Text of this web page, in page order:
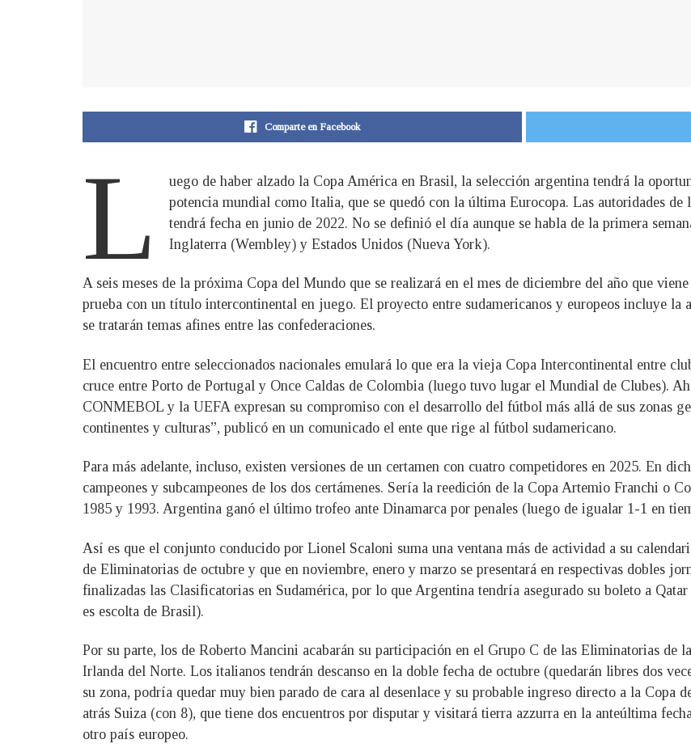
Comparte en Facebook
L
uego de haber alzado la Copa América en Brasil, la selección argentina tendrá la
potencia mundial como Italia, que se quedó con la última Eurocopa. Las autoridades
tendrá fecha en junio de 2022. No se definió el día aunque se habla de la primera
Inglaterra (Wembley) y Estados Unidos (Nueva York).
A seis meses de la próxima Copa del Mundo que se realizará en el mes de diciembre del año que
prueba con un título intercontinental en juego. El proyecto entre sudamericanos y europeos incluye la
se tratarán temas afines entre las confederaciones.
El encuentro entre seleccionados nacionales emulará lo que era la vieja Copa Intercontinental entre
cruce entre Porto de Portugal y Once Caldas de Colombia (luego tuvo lugar el Mundial de Clubes).
CONMEBOL y la UEFA expresan su compromiso con el desarrollo del fútbol más allá de sus zonas
continentes y culturas”, publicó en un comunicado el ente que rige al fútbol sudamericano.
Para más adelante, incluso, existen versiones de un certamen con cuatro competidores en 2025. En
campeones y subcampeones de los dos certámenes. Sería la reedición de la Copa Artemio Franchi o
1985 y 1993. Argentina ganó el último trofeo ante Dinamarca por penales (luego de igualar 1-1 en
Así es que el conjunto conducido por Lionel Scaloni suma una ventana más de actividad a su
de Eliminatorias de octubre y que en noviembre, enero y marzo se presentará en respectivas dobles
finalizadas las Clasificatorias en Sudamérica, por lo que Argentina tendría asegurado su boleto a
es escolta de Brasil).
Por su parte, los de Roberto Mancini acabarán su participación en el Grupo C de las Eliminatorias de
Irlanda del Norte. Los italianos tendrán descanso en la doble fecha de octubre (quedarán libres dos
su zona, podría quedar muy bien parado de cara al desenlace y su probable ingreso directo a la
atrás Suiza (con 8), que tiene dos encuentros por disputar y visitará tierra azzurra en la anteúltima
otro país europeo.